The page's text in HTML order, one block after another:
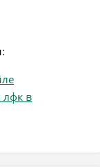
лфк в